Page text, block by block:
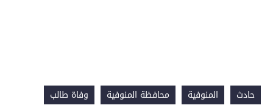
حادث المنوفية محافظة المنوفية
وفاة طالب